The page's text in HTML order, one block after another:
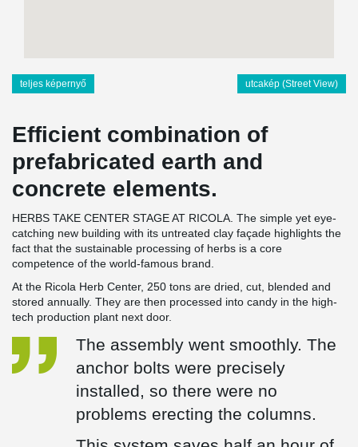
teljes képernyő utcakép (Street View)
Efficient combination of
prefabricated earth and
concrete elements.
HERBS TAKE CENTER STAGE AT RICOLA. The simple yet eye-
catching new building with its untreated clay façade highlights the
fact that the sustainable processing of herbs is a core
competence of the world-famous brand.
At the Ricola Herb Center, 250 tons are dried, cut, blended and
stored annually. They are then processed into candy in the high-
tech production plant next door.
The assembly went smoothly. The
anchor bolts were precisely
installed, so there were no
problems erecting the columns.